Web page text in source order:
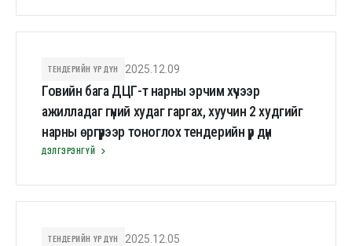
ТЕНДЕРИЙН ҮР ДҮН 2025.12.09
Говийн бага ДЦГ-т нарны эрчим хүчээр
ажилладаг гүний худаг гаргах, хуучин 2 худгийг
нарны өргүүрээр тоноглох тендерийн үр дүн
ДЭЛГЭРЭНГҮЙ
ТЕНДЕРИЙН ҮР ДҮН 2025.12.05